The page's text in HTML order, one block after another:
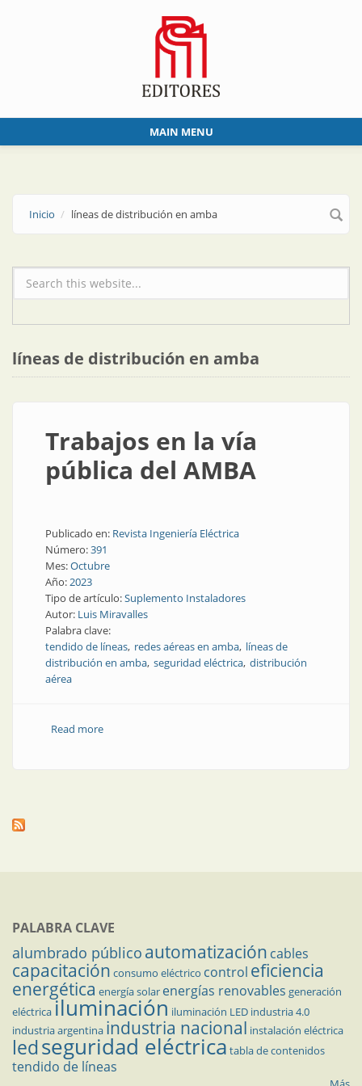
MAIN MENU
Inicio líneas de distribución en amba
Formulario de búsqueda
líneas de distribución en amba
Trabajos en la vía
pública del AMBA
Publicado en: Revista Ingeniería Eléctrica
Número:391
Mes:Octubre
Año:2023
Tipo de artículo:Suplemento Instaladores
Autor: Luis Miravalles
Palabra clave:
tendido de líneas redes aéreas en amba líneas de
distribución en amba seguridad eléctrica distribución
aérea
Read moreabout Trabajos en la vía pública del AMBA
PALABRA CLAVE
alumbrado público automatización cables
capacitación consumo eléctrico control eficiencia
energética energía solar energías renovables generación
eléctricailuminación iluminación LED industria 4.0
industria argentina industria nacional instalación eléctrica
ledseguridad eléctrica tabla de contenidos
tendido de líneas